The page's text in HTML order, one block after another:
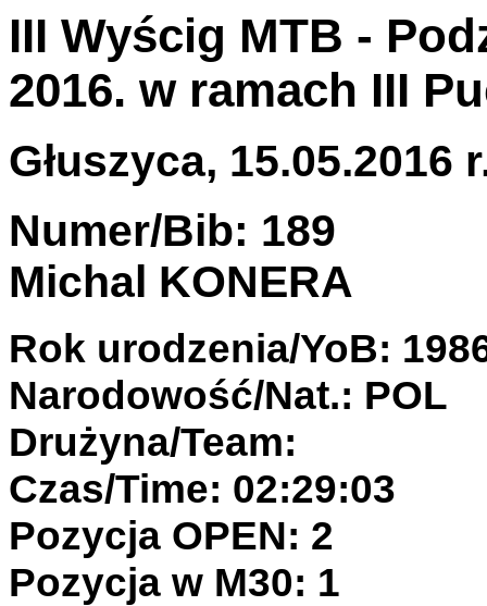
III Wyścig MTB -
2016. w ramach III
Głuszyca, 15.05.2016
Numer/Bib: 189
Michal KONERA
Rok urodzenia/YoB:
Narodowość/Nat.: POL
Drużyna/Team:
Czas/Time: 02:29:03
Pozycja OPEN: 2
Pozycja w M30: 1